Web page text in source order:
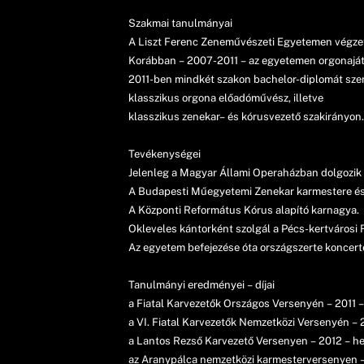
Szakmai tanulmányai
A Liszt Ferenc Zeneművészeti Egyetemen
Korábban – 2007-2011 – az egyetemen
2011-ben mindkét szakon bachelor-diplomát
klasszikus orgona előadóművész, illetve
klasszikus zenekar– és kórusvezető szakirányon.
Tevékenységei
Jelenleg a Magyar Állami Operaházban
A Budapesti Műegyetemi Zenekar karmestere
A Központi Református Kórus alapító karnagya.
Okleveles kántorként szolgál a Pécs-kertvárosi
Az egyetem befejezése óta országszerte
Tanulmányi eredményei – díjai
a Fiatal Karvezetők Országos Versenyén – 2011
a VI. Fiatal Karvezetők Nemzetközi Versenyén –
a Lantos Rezső Karvezető Versenyen – 2012 –
az Aranypálca nemzetközi karmesterversenyen